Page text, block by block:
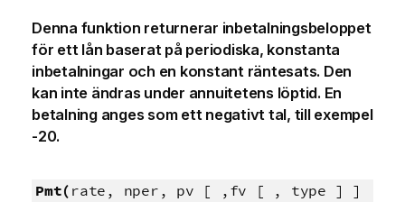
Denna funktion returnerar inbetalningsbeloppet
för ett lån baserat på periodiska, konstanta
inbetalningar och en konstant räntesats. Den
kan inte ändras under annuitetens löptid. En
betalning anges som ett negativt tal, till exempel
-20.
Pmt( rate, nper, pv [ ,fv [ , type ] ]